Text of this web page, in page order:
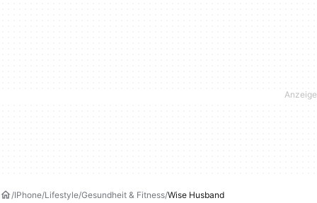
IPhone Lifestyle Gesundheit & Fitness Wise Husband